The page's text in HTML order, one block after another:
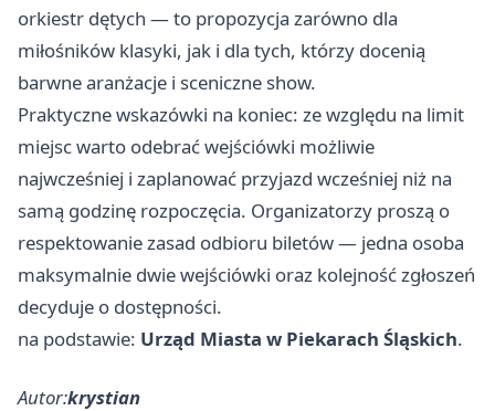
orkiestr dętych — to propozycja zarówno dla
miłośników klasyki, jak i dla tych, którzy docenią
barwne aranżacje i sceniczne show.
Praktyczne wskazówki na koniec: ze względu na limit
miejsc warto odebrać wejściówki możliwie
najwcześniej i zaplanować przyjazd wcześniej niż na
samą godzinę rozpoczęcia. Organizatorzy proszą o
respektowanie zasad odbioru biletów — jedna osoba
maksymalnie dwie wejściówki oraz kolejność zgłoszeń
decyduje o dostępności.
na podstawie: Urząd Miasta w Piekarach Śląskich.
Autor:krystian